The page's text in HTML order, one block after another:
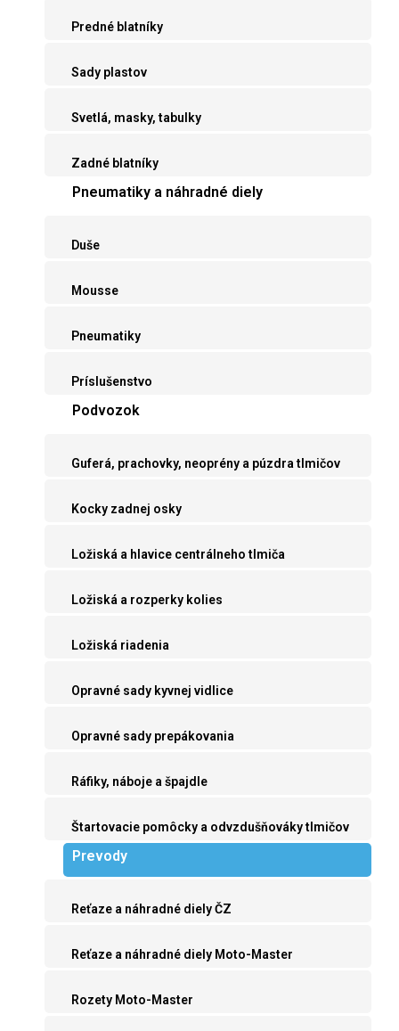
Predné blatníky
Sady plastov
Svetlá, masky, tabulky
Zadné blatníky
Pneumatiky a náhradné diely
Duše
Mousse
Pneumatiky
Príslušenstvo
Podvozok
Guferá, prachovky, neoprény a púzdra tlmičov
Kocky zadnej osky
Ložiská a hlavice centrálneho tlmiča
Ložiská a rozperky kolies
Ložiská riadenia
Opravné sady kyvnej vidlice
Opravné sady prepákovania
Ráfiky, náboje a špajdle
Štartovacie pomôcky a odvzdušňováky tlmičov
Prevody
Reťaze a náhradné diely ČZ
Reťaze a náhradné diely Moto-Master
Rozety Moto-Master